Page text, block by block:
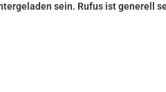
sein. Rufus ist generell